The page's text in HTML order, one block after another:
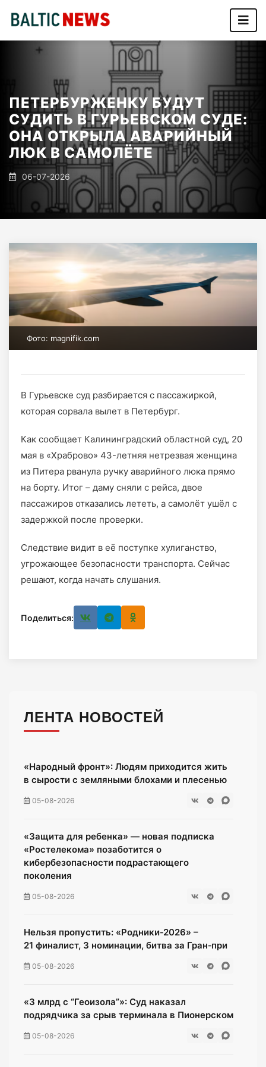
ПЕТЕРБУРЖЕНКУ БУДУТ
СУДИТЬ В ГУРЬЕВСКОМ СУДЕ:
ОНА ОТКРЫЛА АВАРИЙНЫЙ
ЛЮК В САМОЛЁТЕ
06-07-2026
Фото: magnifik.com
В Гурьевске суд разбирается с пассажиркой,
которая сорвала вылет в Петербург.
Как сообщает Калининградский областной суд, 20
мая в «Храброво» 43-летняя нетрезвая женщина
из Питера рванула ручку аварийного люка прямо
на борту. Итог – даму сняли с рейса, двое
пассажиров отказались лететь, а самолёт ушёл с
задержкой после проверки.
Следствие видит в её поступке хулиганство,
угрожающее безопасности транспорта. Сейчас
решают, когда начать слушания.
Поделиться:
ЛЕНТА НОВОСТЕЙ
«Народный фронт»: Людям приходится жить
в сырости с земляными блохами и плесенью
05-08-2026
«Защита для ребенка» — новая подписка
«Ростелекома» позаботится о
кибербезопасности подрастающего
поколения
05-08-2026
Нельзя пропустить: «Родники‑2026» –
21 финалист, 3 номинации, битва за Гран‑при
05-08-2026
«3 млрд с “Геоизола”»: Суд наказал
подрядчика за срыв терминала в Пионерском
05-08-2026